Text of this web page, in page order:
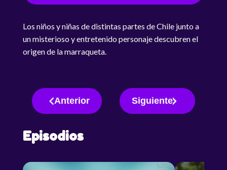
Los niños y niñas de distintas partes de Chile junto a
un misterioso y entretenido personaje descubren el
origen de la marraqueta.
Anterior Siguiente
Episodios